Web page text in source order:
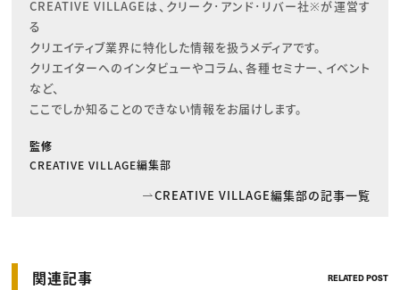
CREATIVE VILLAGEは、クリーク･アンド･リバー社※が運営す
る
クリエイティブ業界に特化した情報を扱うメディアです。
クリエイターへのインタビューやコラム、各種セミナー、イベント
など、
ここでしか知ることのできない情報をお届けします。
監修
CREATIVE VILLAGE編集部
CREATIVE VILLAGE編集部の記事一覧
関連記事 RELATED POST